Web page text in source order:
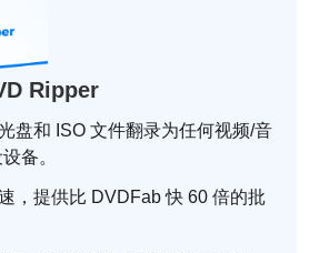
Ripper
盘和 ISO 文件翻录为任何视频/音
备。
，提供比 DVDFab 快 60 倍的批